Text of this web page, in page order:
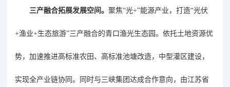
三产融合拓展发展空间。 聚焦“光+”能源产业，打造“光伏
+渔业+生态旅游”三产融合的青口渔光生态园。依托土地资源优
势，加速推进高标准农田、高标准池塘改造， 中型灌区建设，
实现全产业链协同。同时与三峡集团达成合作意向，由江苏省